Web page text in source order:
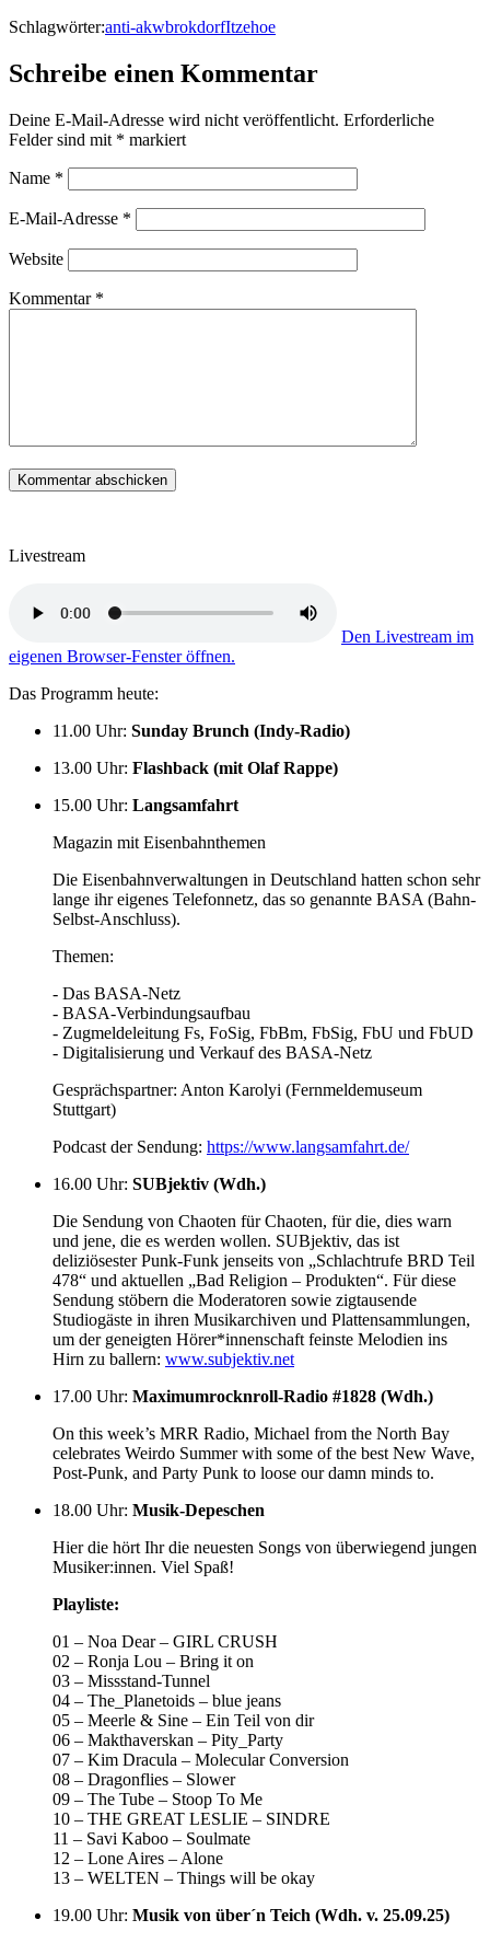
Schlagwörter:anti-akwbrokdorfItzehoe
Schreibe einen Kommentar
Deine E-Mail-Adresse wird nicht veröffentlicht. Erforderliche
Felder sind mit * markiert
Name *
E-Mail-Adresse *
Website
Kommentar *
Livestream
Den Livestream im
eigenen Browser-Fenster öffnen.
Das Programm heute:
11.00 Uhr: Sunday Brunch (Indy-Radio)
13.00 Uhr: Flashback (mit Olaf Rappe)
15.00 Uhr: Langsamfahrt
Magazin mit Eisenbahnthemen
Die Eisenbahnverwaltungen in Deutschland hatten schon sehr
lange ihr eigenes Telefonnetz, das so genannte BASA (Bahn-
Selbst-Anschluss).
Themen:
- Das BASA-Netz
- BASA-Verbindungsaufbau
- Zugmeldeleitung Fs, FoSig, FbBm, FbSig, FbU und FbUD
- Digitalisierung und Verkauf des BASA-Netz
Gesprächspartner: Anton Karolyi (Fernmeldemuseum
Stuttgart)
Podcast der Sendung: https://www.langsamfahrt.de/
16.00 Uhr: SUBjektiv (Wdh.)
Die Sendung von Chaoten für Chaoten, für die, dies warn
und jene, die es werden wollen. SUBjektiv, das ist
deliziösester Punk-Funk jenseits von „Schlachtrufe BRD Teil
478“ und aktuellen „Bad Religion – Produkten“. Für diese
Sendung stöbern die Moderatoren sowie zigtausende
Studiogäste in ihren Musikarchiven und Plattensammlungen,
um der geneigten Hörer*innenschaft feinste Melodien ins
Hirn zu ballern: www.subjektiv.net
17.00 Uhr: Maximumrocknroll-Radio #1828 (Wdh.)
On this week’s MRR Radio, Michael from the North Bay
celebrates Weirdo Summer with some of the best New Wave,
Post-Punk, and Party Punk to loose our damn minds to.
18.00 Uhr: Musik-Depeschen
Hier die hört Ihr die neuesten Songs von überwiegend jungen
Musiker:innen. Viel Spaß!
Playliste:
01 – Noa Dear – GIRL CRUSH
02 – Ronja Lou – Bring it on
03 – Missstand-Tunnel
04 – The_Planetoids – blue jeans
05 – Meerle & Sine – Ein Teil von dir
06 – Makthaverskan – Pity_Party
07 – Kim Dracula – Molecular Conversion
08 – Dragonflies – Slower
09 – The Tube – Stoop To Me
10 – THE GREAT LESLIE – SINDRE
11 – Savi Kaboo – Soulmate
12 – Lone Aires – Alone
13 – WELTEN – Things will be okay
19.00 Uhr: Musik von über´n Teich (Wdh. v. 25.09.25)